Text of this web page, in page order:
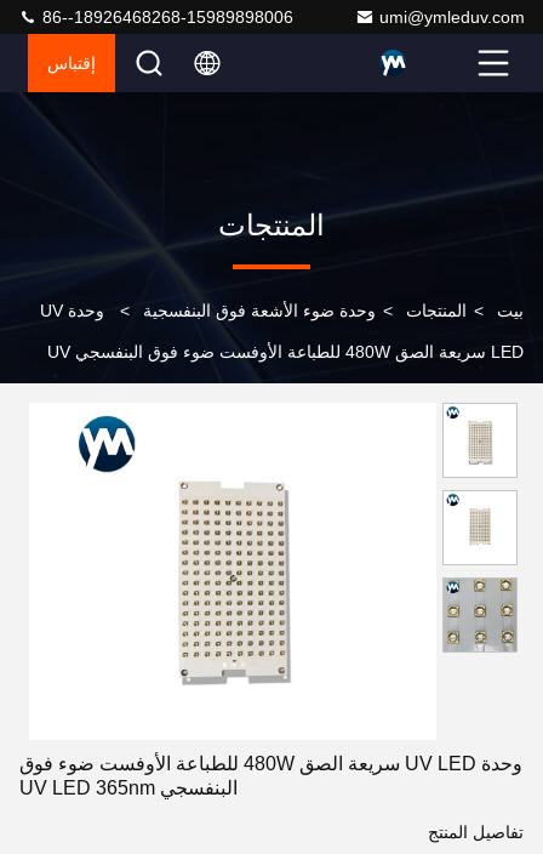
umi@ymleduv.com
86--18926468268-15989898006
إقتباس
المنتجات
بيت > المنتجات > وحدة ضوء الأشعة فوق البنفسجية > وحدة UV
LED سريعة الصق 480W للطباعة الأوفست ضوء فوق البنفسجي UV
وحدة UV LED سريعة الصق 480W للطباعة الأوفست ضوء فوق
البنفسجي UV LED 365nm
تفاصيل المنتج